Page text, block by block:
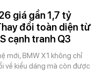
giá gần 1,7 tỷ
đổi toàn diện từ
cạnh tranh Q3
mới, BMW X1 không chỉ
về kiểu dáng mà còn được